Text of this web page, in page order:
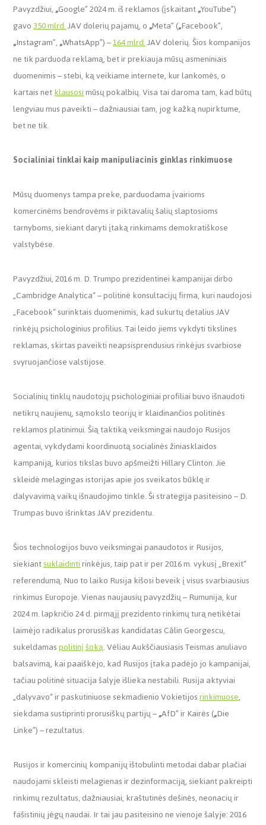
Pavyzdžiui,„Google” 2024 m. iš reklamos (įskaitant„YouTube”)
gavo350 mlrd.JAV dolerių pajamų, o„Meta” („Facebook”,
„Instagram”,„WhatsApp”) –164 mlrd.JAV dolerių. Šios kompanijos
ne tik parduoda reklamą, bet ir prekiauja mūsų asmeniniais
duomenimis – stebi, ką veikiame internete, kur lankomės, o
kartais netklausosimūsų pokalbių. Visa tai daroma tam, kad būtų
lengviau mus paveikti – dažniausiai tam, jog kažką nupirktume,
bet ne tik.
Socialiniai tinklai kaip manipuliacinis ginklas rinkimuose
Mūsų duomenys tampa preke, parduodama įvairioms
komercinėms bendrovėms ir piktavalių šalių slaptosioms
tarnyboms, siekiant daryti įtaką rinkimams demokratiškose
valstybėse.
Pavyzdžiui, 2016 m. D. Trumpo prezidentinei kampanijai dirbo
„Cambridge Analytica“ – politinė konsultacijų firma, kuri naudojosi
„Facebook“ surinktais duomenimis, kad sukurtų detalius JAV
rinkėjų psichologinius profilius. Tai leido jiems vykdyti tikslines
reklamas, skirtas paveikti neapsisprendusius rinkėjus svarbiose
svyruojančiose valstijose.
Socialinių tinklų naudotojų psichologiniai profiliai buvo išnaudoti
netikrų naujienų, sąmokslo teorijų ir klaidinančios politinės
reklamos platinimui. Šią taktiką veiksmingai naudojo Rusijos
agentai, vykdydami koordinuotą socialinės žiniasklaidos
kampaniją, kurios tikslas buvo apšmeižti Hillary Clinton. Jie
skleidė melagingas istorijas apie jos sveikatos būklę ir
dalyvavimą vaikų išnaudojimo tinkle. Ši strategija pasiteisino – D.
Trumpas buvo išrinktas JAV prezidentu.
Šios technologijos buvo veiksmingai panaudotos ir Rusijos,
siekiantsuklaidintirinkėjus, taip pat ir per 2016 m. vykusį „Brexit“
referendumą. Nuo to laiko Rusija kišosi beveik į visus svarbiausius
rinkimus Europoje. Vienas naujausių pavyzdžių – Rumunija, kur
2024 m. lapkričio 24 d. pirmąjį prezidento rinkimų turą netikėtai
laimėjo radikalus prorusiškas kandidatas Călin Georgescu,
sukeldamaspolitinį šoką. Vėliau Aukščiausiasis Teismas anuliavo
balsavimą, kai paaiškėjo, kad Rusijos įtaka padėjo jo kampanijai,
tačiau politinė situacija šalyje išlieka nestabili. Rusija aktyviai
„dalyvavo“ ir paskutiniuose sekmadienio Vokietijosrinkimuose,
siekdama sustiprinti prorusiškų partijų –„AfD” ir Kairės („Die
Linke”) – rezultatus.
Rusijos ir komercinių kompanijų ištobulinti metodai dabar plačiai
naudojami skleisti melagienas ir dezinformaciją, siekiant pakreipti
rinkimų rezultatus, dažniausiai, kraštutinės dešinės, neonacių ir
fašistinių jėgų naudai. Ir tai jau pasiteisino ne vienoje šalyje: 2016